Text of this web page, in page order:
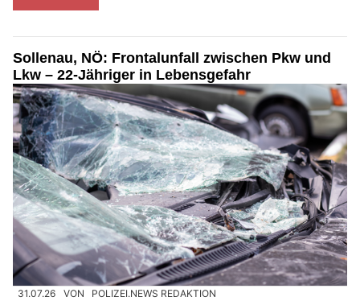
Sollenau, NÖ: Frontalunfall zwischen Pkw und
Lkw – 22-Jähriger in Lebensgefahr
31.07.26 VON POLIZEI.NEWS REDAKTION